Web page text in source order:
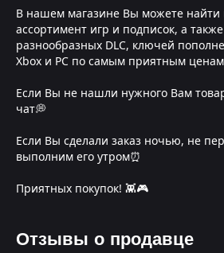
В нашем магазине Вы можете
ассортимент игр и подписок, а
разнообразных DLC, ключей
Xbox и PC по самым приятным
Если Вы не нашли нужного Вам
чат💭
Если Вы сделали заказ ночью, не
выполним его утром⏰
Приятных покупок! 👾🎮
Отзывы о продавце